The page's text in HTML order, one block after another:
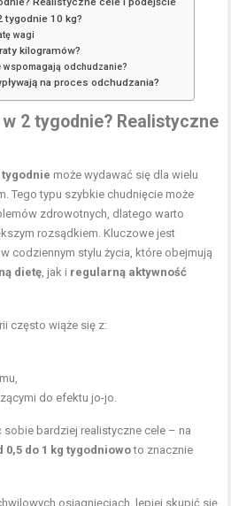
tygodnie 10 kg?
wagi
kilogramów?
wspomagają odchudzanie?
na proces odchudzania?
2 tygodnie? Realistyczne
tygodnie może wydawać się dla wielu
Tego typu szybkie chudnięcie może
zdrowotnych, dlatego warto
rozsądkiem. Kluczowe jest
codziennym stylu życia, które obejmują
dietę, jak i regularną aktywność
często wiąże się z:
do efektu jo-jo.
bardziej realistyczne cele – na
0,5 do 1 kg tygodniowoto znacznie
osiągnięciach, lepiej skupić się